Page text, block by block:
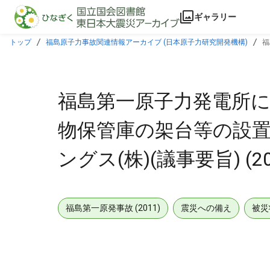
本文に飛ぶ
ギャラリー
トップ 福島原子力事故関連情報アーカイブ (日本原子力研究開発機構)
福島第一原子力発電所
物保管庫の架台等の設
ングス(株)(議事要旨)
福島第一原発事故 (2011) 震災への備え 被災